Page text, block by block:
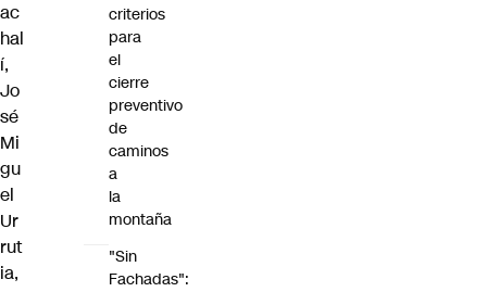
ac
hal
í,
Jo
sé
Mi
gu
el
Ur
rut
ia,
criterios
para
el
cierre
preventivo
de
caminos
a
la
montaña
"Sin
Fachadas":